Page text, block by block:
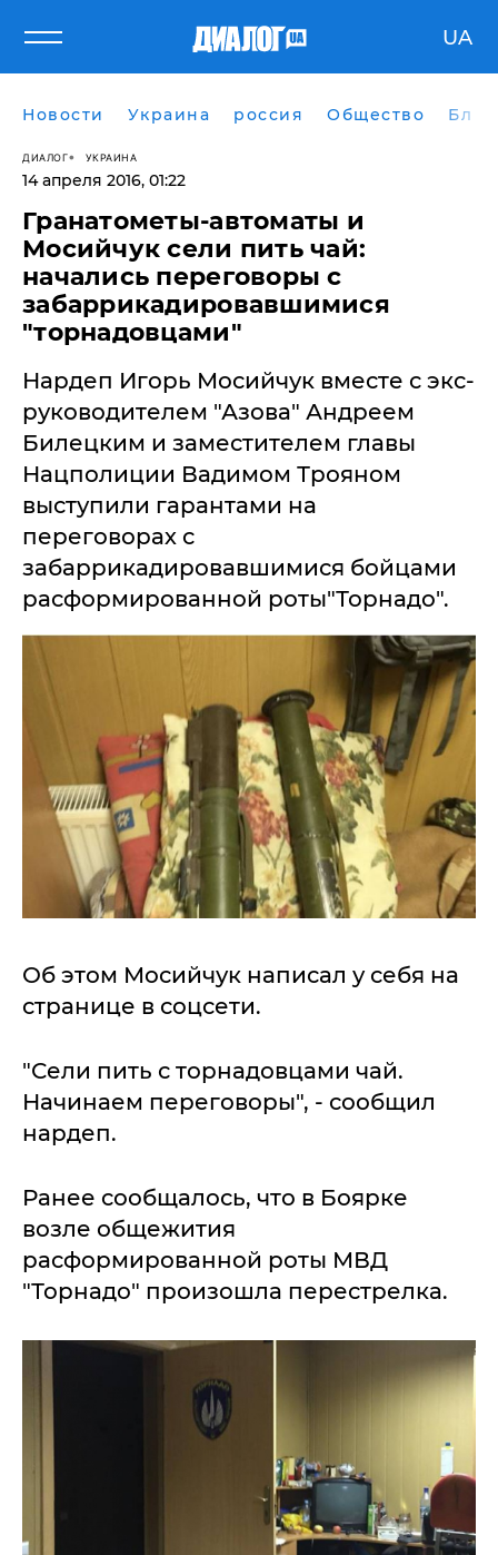
UA
Новости Украина россия Общество
ДИАЛОГ УКРАИНА
14 апреля 2016, 01:22
Гранатометы-автоматы и
Мосийчук сели пить чай:
начались переговоры с
забаррикадировавшимися
"торнадовцами"
Нардеп Игорь Мосийчук вместе с экс-
руководителем "Азова" Андреем
Билецким и заместителем главы
Нацполиции Вадимом Трояном
выступили гарантами на
переговорах с
забаррикадировавшимися бойцами
расформированной роты"Торнадо".
Об этом Мосийчук написал у себя на
странице в соцсети.
"Сели пить с торнадовцами чай.
Начинаем переговоры", - сообщил
нардеп.
Ранее сообщалось, что в Боярке
возле общежития
расформированной роты МВД
"Торнадо" произошла перестрелка.